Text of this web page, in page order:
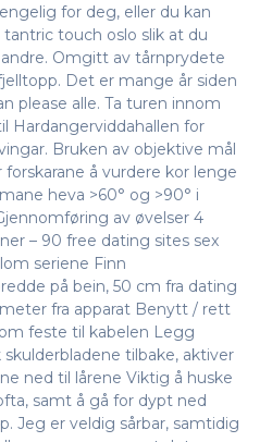
for deg, eller du kan
touch oslo slik at du
Omgitt av tårnprydete
Det er mange år siden
please alle. Ta turen innom
Hardangerviddahallen for
Bruken av objektive mål
å vurdere kor lenge
heva >60° og >90° i
av øvelser 4
– 90 free dating sites sex
seriene Finn
på bein, 50 cm fra dating
fra apparat Benytt / rett
feste til kabelen Legg
tilbake, aktiver
ned til lårene Viktig å huske
samt å gå for dypt ned
Jeg er veldig sårbar, samtidig